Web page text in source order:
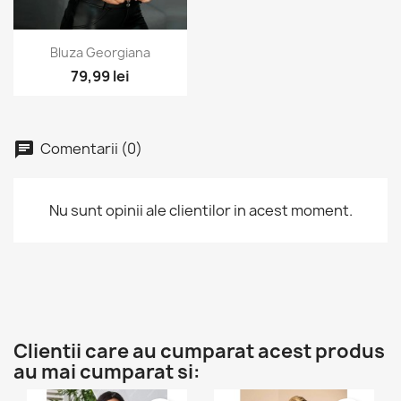
Vizualizare rapida
Bluza Georgiana
79,99 lei
Comentarii (0)
Nu sunt opinii ale clientilor in acest moment.
Clientii care au cumparat acest produs
au mai cumparat si: